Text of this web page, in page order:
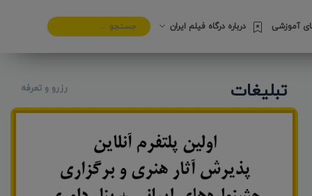
آموزشی درباره درگاه فیلم ایران
تبلیغات رزرو و تعرفه